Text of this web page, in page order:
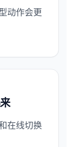
动作会更
在线切换